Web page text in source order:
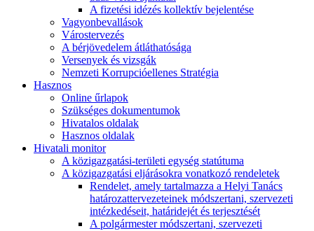
A fizetési idézés kollektív bejelentése
Vagyonbevallások
Várostervezés
A bérjövedelem átláthatósága
Versenyek és vizsgák
Nemzeti Korrupcióellenes Stratégia
Hasznos
Online űrlapok
Szükséges dokumentumok
Hivatalos oldalak
Hasznos oldalak
Hivatali monitor
A közigazgatási-területi egység statútuma
A közigazgatási eljárásokra vonatkozó rendeletek
Rendelet, amely tartalmazza a Helyi Tanács
határozattervezeteinek módszertani, szervezeti
intézkedéseit, határidejét és terjesztését
A polgármester módszertani, szervezeti